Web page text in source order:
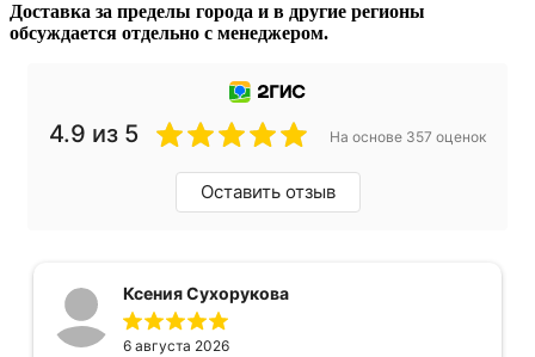
Доставка за пределы города и в другие регионы
обсуждается отдельно с менеджером.
4.9 из 5 На основе 357 оценок
Оставить отзыв
Ксения Сухорукова
6 августа 2026